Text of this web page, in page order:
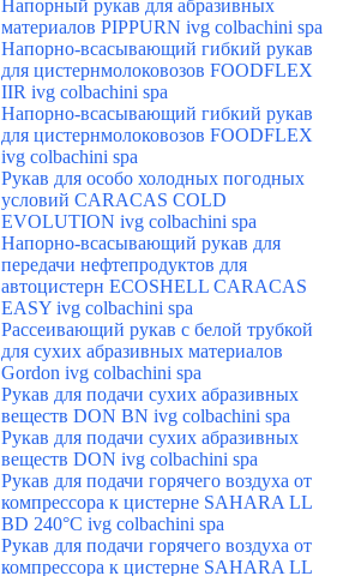
Напорный рукав для абразивных
материалов PIPPURN ivg colbachini spa
Напорно-всасывающий гибкий рукав
для цистернмолоковозов FOODFLEX
IIR ivg colbachini spa
Напорно-всасывающий гибкий рукав
для цистернмолоковозов FOODFLEX
ivg colbachini spa
Рукав для особо холодных погодных
условий CARACAS COLD
EVOLUTION ivg colbachini spa
Напорно-всасывающий рукав для
передачи нефтепродуктов для
автоцистерн ECOSHELL CARACAS
EASY ivg colbachini spa
Рассеивающий рукав с белой трубкой
для сухих абразивных материалов
Gordon ivg colbachini spa
Рукав для подачи сухих абразивных
веществ DON BN ivg colbachini spa
Рукав для подачи сухих абразивных
веществ DON ivg colbachini spa
Рукав для подачи горячего воздуха от
компрессора к цистерне SAHARA LL
BD 240°C ivg colbachini spa
Рукав для подачи горячего воздуха от
компрессора к цистерне SAHARA LL